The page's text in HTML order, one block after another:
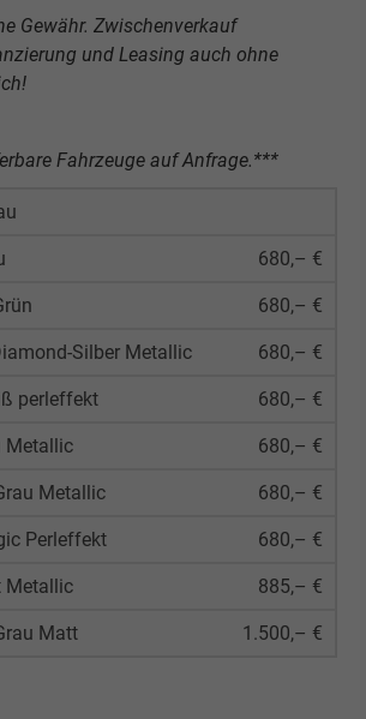
Gewähr. Zwischenverkauf
und Leasing auch ohne
Fahrzeuge auf Anfrage.***
680,– €
680,– €
Silber Metallic 680,– €
perleffekt 680,– €
Metallic 680,– €
Metallic 680,– €
Perleffekt 680,– €
Metallic 885,– €
Matt 1.500,– €